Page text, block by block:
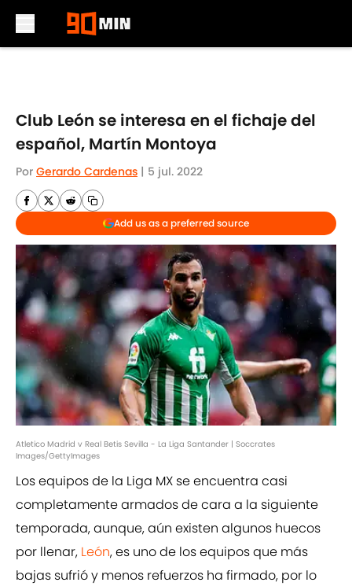
Club León se interesa en el fichaje del
español, Martín Montoya
Por Gerardo Cardenas | 5 jul. 2022
Add us as a preferred source
Atletico Madrid v Real Betis Sevilla - La Liga Santander | Soccrates
Images/GettyImages
Los equipos de la Liga MX se encuentra casi
completamente armados de cara a la siguiente
temporada, aunque, aún existen algunos huecos
por llenar, León, es uno de los equipos que más
bajas sufrió y menos refuerzos ha firmado, por lo